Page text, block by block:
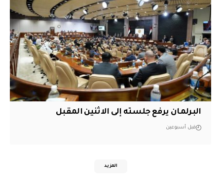
البرلمان يرفع جلسته إلى الاثنين المقبل
قبل أسبوعين
المزيد